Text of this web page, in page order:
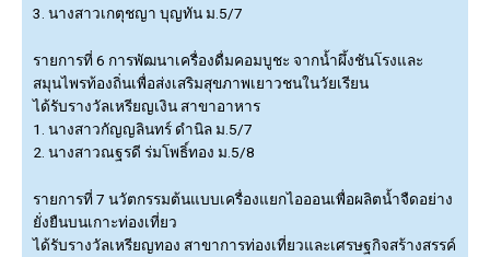
3. นางสาวเกตุชญา บุญทัน ม.5/7
รายการที่ 6 การพัฒนาเครื่องดื่มคอมบูชะ จากน้ำผึ้งชันโรงและ
สมุนไพรท้องถิ่นเพื่อส่งเสริมสุขภาพเยาวชนในวัยเรียน
ได้รับรางวัลเหรียญเงิน สาขาอาหาร
1. นางสาวกัญญลินทร์ ดำนิล ม.5/7
2. นางสาวณฐรดี ร่มโพธิ์ทอง ม.5/8
รายการที่ 7 นวัตกรรมต้นแบบเครื่องแยกไอออนเพื่อผลิตน้ำจืดอย่าง
ยั่งยืนบนเกาะท่องเที่ยว
ได้รับรางวัลเหรียญทอง สาขาการท่องเที่ยวและเศรษฐกิจสร้างสรรค์